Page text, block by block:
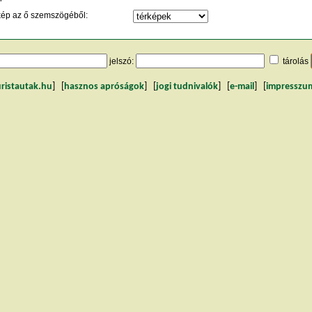
az ő szemszögéből:
jelszó: tárolás
hasznos apróságok jogi tudnivalók e-mail